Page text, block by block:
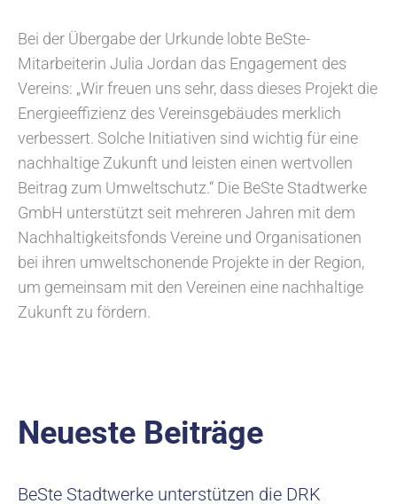
Bei der Übergabe der Urkunde lobte BeSte-
Mitarbeiterin Julia Jordan das Engagement des
Vereins: „Wir freuen uns sehr, dass dieses Projekt die
Energieeffizienz des Vereinsgebäudes merklich
verbessert. Solche Initiativen sind wichtig für eine
nachhaltige Zukunft und leisten einen wertvollen
Beitrag zum Umweltschutz.“ Die BeSte Stadtwerke
GmbH unterstützt seit mehreren Jahren mit dem
Nachhaltigkeitsfonds Vereine und Organisationen
bei ihren umweltschonende Projekte in der Region,
um gemeinsam mit den Vereinen eine nachhaltige
Zukunft zu fördern.
Neueste Beiträge
BeSte Stadtwerke unterstützen die DRK